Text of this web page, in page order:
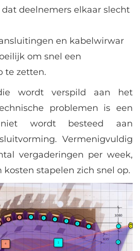
deelnemers elkaar slecht
en kabelwirwar
om snel een
te zetten.
wordt verspild aan het
problemen is een
wordt besteed aan
Vermenigvuldig
vergaderingen per week,
kosten stapelen zich snel op.